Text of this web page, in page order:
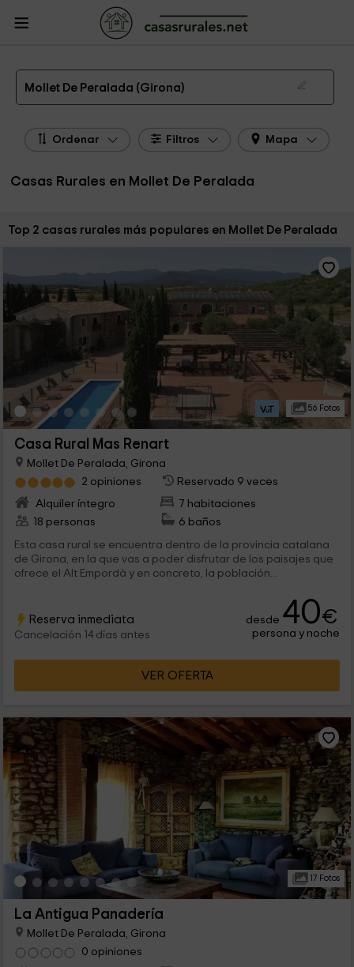
Casas Rurales
Girona
Casas Rurales Mollet De Peralada
Las 2 mejores casas rurales en Mollet De Peralada de 2026
Mollet De Peralada (Girona)
Ordenar Filtros Mapa
Casas Rurales en Mollet De Peralada
Ordenar por:
Top 2 casas rurales más populares en Mollet De Peralada
56 Fotos
Casa Rural Mas Renart
Mollet De Peralada, Girona
2 opiniones
Reservado 9 veces
Alquiler íntegro
7 habitaciones
18 personas
6 baños
Esta casa rural se encuentra dentro de la provincia catalana
de Girona, en la que vas a poder disfrutar de los paisajes que
ofrece el Alt Empordà y en concreto, la población...
Reserva inmediata
Cancelación 14 días antes
desde 40€
persona y noche
VER OFERTA
17 Fotos
La Antigua Panadería
Mollet De Peralada, Girona
0 opiniones